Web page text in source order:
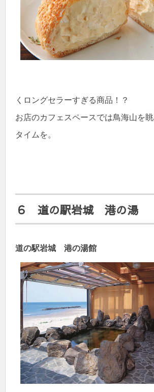
くロングセラーすぎる商品！？
お店のカフェスペースでは鳥海山を
タイムを。
６ 道の駅岩城 港の湯
道の駅岩城 港の湯館